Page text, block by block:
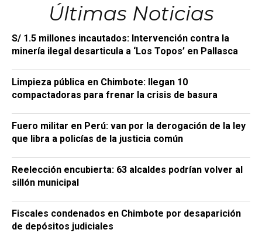
Últimas Noticias
S/ 1.5 millones incautados: Intervención contra la
minería ilegal desarticula a ‘Los Topos’ en Pallasca
Limpieza pública en Chimbote: llegan 10
compactadoras para frenar la crisis de basura
Fuero militar en Perú: van por la derogación de la ley
que libra a policías de la justicia común
Reelección encubierta: 63 alcaldes podrían volver al
sillón municipal
Fiscales condenados en Chimbote por desaparición
de depósitos judiciales